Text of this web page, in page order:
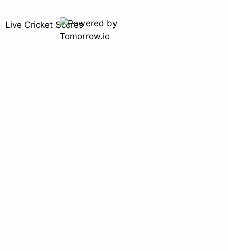
Live Cricket Scores